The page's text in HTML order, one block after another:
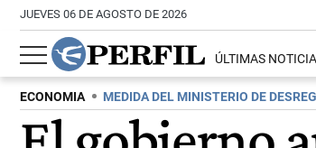
JUEVES 06 DE AGOSTO DE 2026
ÚLTIMAS
ECONOMIA MEDIDA DEL MINISTERIO DE